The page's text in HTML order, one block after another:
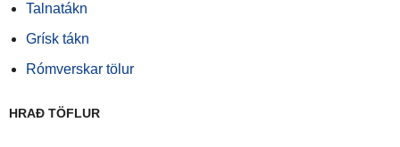
Talnatákn
Grísk tákn
Rómverskar tölur
HRAÐ TÖFLUR